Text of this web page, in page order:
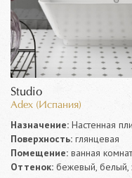
Studio
Adex (Испания)
Назначение: Настенная
Поверхность: глянцевая
Помещение: ванная
Оттенок: бежевый, белый,